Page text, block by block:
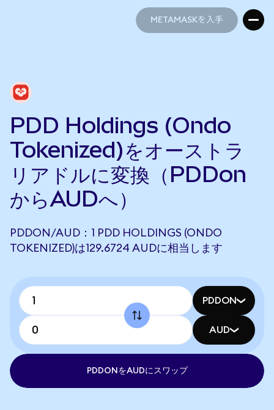
METAMASKを入手
PDD Holdings (Ondo
Tokenized)をオーストラ
リアドルに変換（PDDon
からAUDへ）
PDDON/AUD：1 PDD HOLDINGS (ONDO
TOKENIZED)は129.6724 AUDに相当します
PDDON
AUD
PDDONをAUDにスワップ